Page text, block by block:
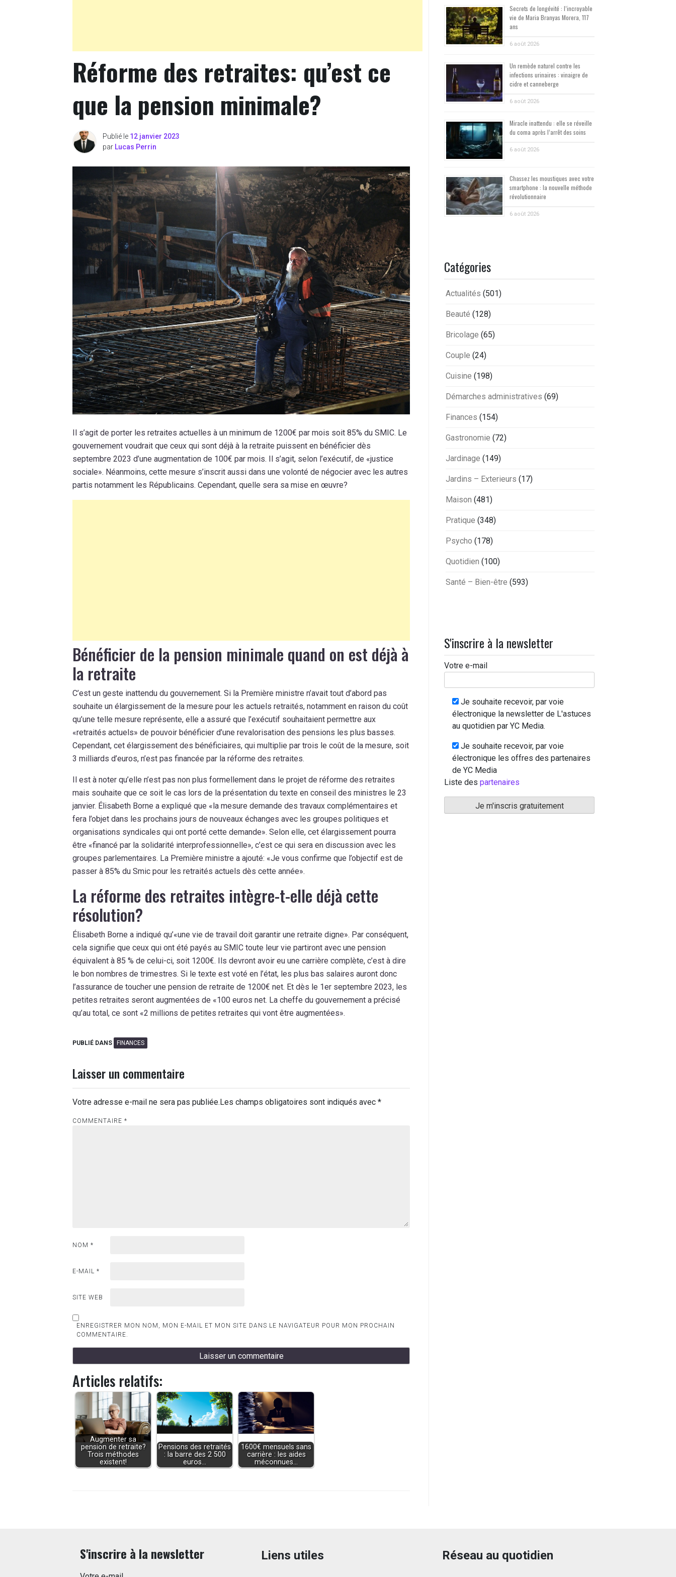
Réforme des retraites: qu’est ce
que la pension minimale?
Publié le 12 janvier 2023
par Lucas Perrin
Il s’agit de porter les retraites actuelles à un minimum de 1200€ par mois soit 85% du SMIC. Le
gouvernement voudrait que ceux qui sont déjà à la retraite puissent en bénéficier dès
septembre 2023 d’une augmentation de 100€ par mois. Il s’agit, selon l’exécutif, de «justice
sociale». Néanmoins, cette mesure s’inscrit aussi dans une volonté de négocier avec les autres
partis notamment les Républicains. Cependant, quelle sera sa mise en œuvre?
Bénéficier de la pension minimale quand on est déjà à
la retraite
C’est un geste inattendu du gouvernement. Si la Première ministre n’avait tout d’abord pas
souhaite un élargissement de la mesure pour les actuels retraités, notamment en raison du coût
qu’une telle mesure représente, elle a assuré que l’exécutif souhaitaient permettre aux
«retraités actuels» de pouvoir bénéficier d’une revalorisation des pensions les plus basses.
Cependant, cet élargissement des bénéficiaires, qui multiplie par trois le coût de la mesure, soit
3 milliards d’euros, n’est pas financée par la réforme des retraites.
Il est à noter qu’elle n’est pas non plus formellement dans le projet de réforme des retraites
mais souhaite que ce soit le cas lors de la présentation du texte en conseil des ministres le 23
janvier. Élisabeth Borne a expliqué que «la mesure demande des travaux complémentaires et
fera l’objet dans les prochains jours de nouveaux échanges avec les groupes politiques et
organisations syndicales qui ont porté cette demande». Selon elle, cet élargissement pourra
être «financé par la solidarité interprofessionnelle», c’est ce qui sera en discussion avec les
groupes parlementaires. La Première ministre a ajouté: «Je vous confirme que l’objectif est de
passer à 85% du Smic pour les retraités actuels dès cette année».
La réforme des retraites intègre-t-elle déjà cette
résolution?
Élisabeth Borne a indiqué qu’«une vie de travail doit garantir une retraite digne». Par conséquent,
cela signifie que ceux qui ont été payés au SMIC toute leur vie partiront avec une pension
équivalent à 85 % de celui-ci, soit 1200€. Ils devront avoir eu une carrière complète, c’est à dire
le bon nombres de trimestres. Si le texte est voté en l’état, les plus bas salaires auront donc
l’assurance de toucher une pension de retraite de 1200€ net. Et dès le 1er septembre 2023, les
petites retraites seront augmentées de «100 euros net. La cheffe du gouvernement a précisé
qu’au total, ce sont «2 millions de petites retraites qui vont être augmentées».
PUBLIÉ DANS FINANCES
Laisser un commentaire
Votre adresse e-mail ne sera pas publiée.Les champs obligatoires sont indiqués avec *
COMMENTAIRE *
NOM *
E-MAIL *
SITE WEB
ENREGISTRER MON NOM, MON E-MAIL ET MON SITE DANS LE NAVIGATEUR POUR MON PROCHAIN
COMMENTAIRE.
Articles relatifs:
Augmenter sa
pension de retraite?
Trois méthodes
existent!
Pensions des retraités
: la barre des 2 500
euros…
1600€ mensuels sans
carrière : les aides
méconnues…
Secrets de longévité : l’incroyable
vie de Maria Branyas Morera, 117
ans
6 août 2026
Un remède naturel contre les
infections urinaires : vinaigre de
cidre et canneberge
6 août 2026
Miracle inattendu : elle se réveille
du coma après l’arrêt des soins
6 août 2026
Chassez les moustiques avec votre
smartphone : la nouvelle méthode
révolutionnaire
6 août 2026
Catégories
Actualités (501)
Beauté (128)
Bricolage (65)
Couple (24)
Cuisine (198)
Démarches administratives (69)
Finances (154)
Gastronomie (72)
Jardinage (149)
Jardins – Exterieurs (17)
Maison (481)
Pratique (348)
Psycho (178)
Quotidien (100)
Santé – Bien-être (593)
S'inscrire à la newsletter
Votre e-mail
Je souhaite recevoir, par voie
électronique la newsletter de L'astuces
au quotidien par YC Media.
Je souhaite recevoir, par voie
électronique les offres des partenaires
de YC Media
Liste des partenaires
S'inscrire à la newsletter Liens utiles Réseau au quotidien